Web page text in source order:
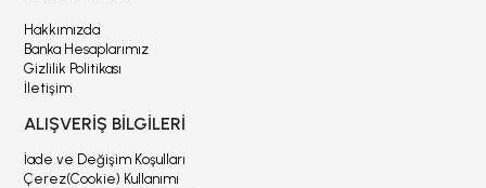
Hakkımızda
Banka Hesaplarımız
Gizlilik Politikası
İletişim
ALIŞVERİŞ BİLGİLERİ
İade ve Değişim Koşulları
Çerez(Cookie) Kullanımı